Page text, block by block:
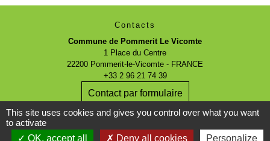
Contacts
Commune de Pommerit Le Vicomte
1 Place du Centre
22200 Pommerit-le-Vicomte - FRANCE
+33 2 96 21 74 39
Contact par formulaire
Lundi : 9h - 12h
This site uses cookies and gives you control over what you want
to activate
OK, accept all
Deny all cookies Personalize